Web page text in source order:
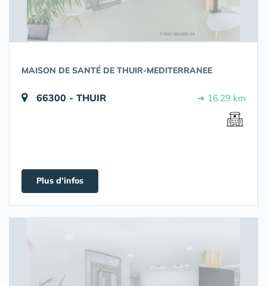
MAISON DE SANTÉ DE THUIR-MEDITERRANEE
66300 - THUIR ➔ 16.29 km
Plus d'infos